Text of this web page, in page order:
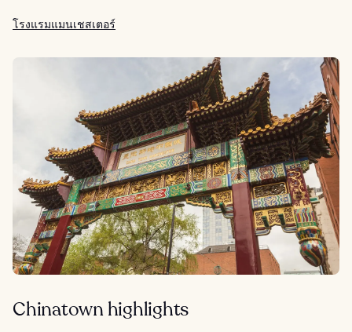
โรงแรมแมนเชสเตอร์
Chinatown highlights